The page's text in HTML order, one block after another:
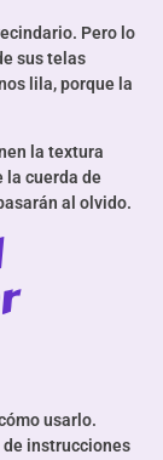
Pero lo
sus telas
lila, porque la
la textura
la cuerda de
al olvido.
usarlo.
de instrucciones